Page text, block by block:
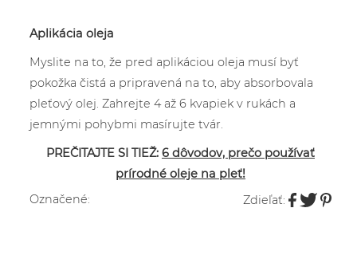
Aplikácia oleja
Myslite na to, že pred aplikáciou oleja musí byť
pokožka čistá a pripravená na to, aby absorbovala
pleťový olej. Zahrejte 4 až 6 kvapiek v rukách a
jemnými pohybmi masírujte tvár.
PREČITAJTE SI TIEŽ: 6 dôvodov, prečo používať
prírodné oleje na pleť!
Označené:
Zdieľať: